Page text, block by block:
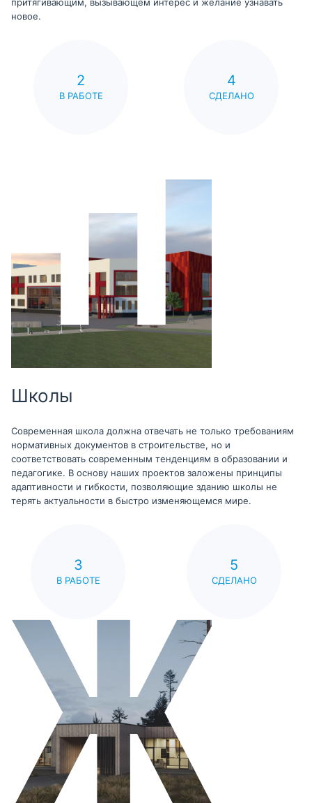
притягивающим, вызывающем интерес и желание узнавать
новое.
2
В РАБОТЕ
4
СДЕЛАНО
Школы
Современная школа должна отвечать не только требованиям
нормативных документов в строительстве, но и
соответствовать современным тенденциям в образовании и
педагогике. В основу наших проектов заложены принципы
адаптивности и гибкости, позволяющие зданию школы не
терять актуальности в быстро изменяющемся мире.
3
В РАБОТЕ
5
СДЕЛАНО